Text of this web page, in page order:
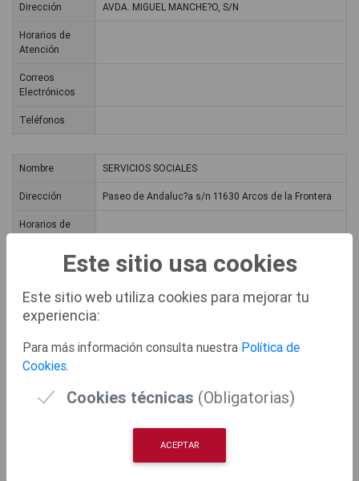
Dirección AVDA. MIGUEL MANCHE?O, S/N
Horarios de
Atención
Correos
Electrónicos
Teléfonos
Nombre SERVICIOS SOCIALES
Dirección Paseo de Andaluc?a s/n 11630 Arcos de la Frontera
Horarios de
Teléfonos
Este sitio usa cookies
Este sitio web utiliza cookies para mejorar tu
experiencia:
Para más información consulta nuestra Política de
Cookies.
Cookies técnicas (Obligatorias)
ACEPTAR